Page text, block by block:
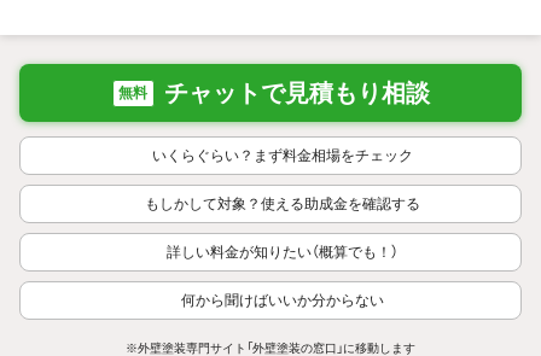
無料 チャットで見積もり相談
いくらぐらい？まず料金相場をチェック
もしかして対象？使える助成金を確認する
詳しい料金が知りたい（概算でも！）
何から聞けばいいか分からない
※外壁塗装専門サイト「外壁塗装の窓口」に移動します